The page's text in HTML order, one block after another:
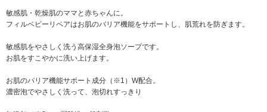
敏感肌・乾燥肌のママと赤ちゃんに。
フィルベビーリペアはお肌のバリア機能をサポートし、肌荒れを防ぎます。
敏感肌をやさしく洗う高保湿全身泡ソープです。
お肌をすこやかに洗い上げます。
お肌のバリア機能サポート成分（※1）W配合。
濃密泡でやさしく洗って、泡切れすっきり